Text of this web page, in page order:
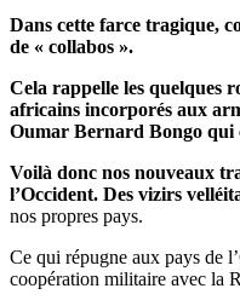
Dans cette farce tragique,
de « collabos ».
Cela rappelle les quelques
africains incorporés aux
Oumar Bernard Bongo qui
Voilà donc nos nouveaux
l’Occident. Des vizirs
nos propres pays.
Ce qui répugne aux pays de
coopération militaire avec la